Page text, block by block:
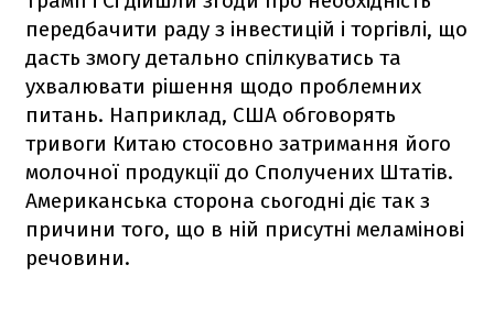
передбачити раду з інвестицій і торгівлі, що
дасть змогу детально спілкуватись та
ухвалювати рішення щодо проблемних
питань. Наприклад, США обговорять
тривоги Китаю стосовно затримання його
молочної продукції до Сполучених Штатів.
Американська сторона сьогодні діє так з
причини того, що в ній присутні меламінові
речовини.